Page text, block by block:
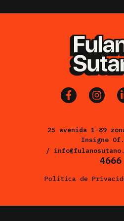
25 avenida 1-89
Insigne
/
4666
Política de